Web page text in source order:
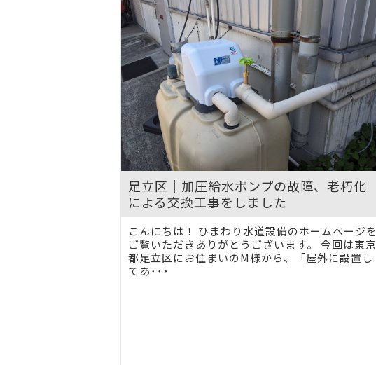
足立区｜加圧給水ポンプの故障、老朽化
による交換工事をしました
こんにちは！ ひまわり水道設備のホームページを
ご覧いただきありがとうございます。 今回は東京
都足立区にお住まいのM様から、「屋外に設置し
てあ･･･